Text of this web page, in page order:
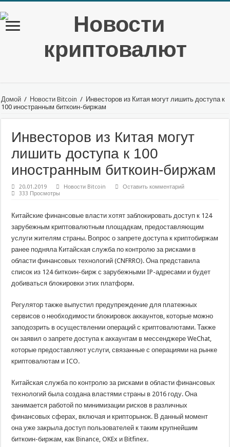
Домой / Новости Bitcoin / Инвесторов из Китая могут лишить доступа к
100 иностранным биткоин-биржам
Инвесторов из Китая могут
лишить доступа к 100
иностранным биткоин-биржам
20.01.2019 Новости Bitcoin
Оставить комментарий
333 Просмотры
Китайские финансовые власти хотят заблокировать доступ к 124
зарубежным криптовалютным площадкам, предоставляющим
услуги жителям страны. Вопрос о запрете доступа к криптобиржам
ранее подняла Китайская служба по контролю за рисками в
области финансовых технологий (CNFRRO). Она представила
список из 124 биткоин-бирж с зарубежными IP-адресами и будет
добиваться блокировки этих платформ.
Регулятор также выпустил предупреждение для платежных
сервисов о необходимости блокировок аккаунтов, которые можно
заподозрить в осуществлении операций с криптовалютами. Также
он заявил о запрете доступа к аккаунтам в мессенджере WeChat,
которые предоставляют услуги, связанные с операциями на рынке
криптовалютам и ICO.
Китайская служба по контролю за рисками в области финансовых
технологий была создана властями страны в 2016 году. Она
занимается работой по минимизации рисков в различных
финансовых сферах, включая и крипторынок. В данный момент
она уже закрыла доступ пользователей к таким крупнейшим
биткоин-биржам, как Binance, OKEx и Bitfinex.